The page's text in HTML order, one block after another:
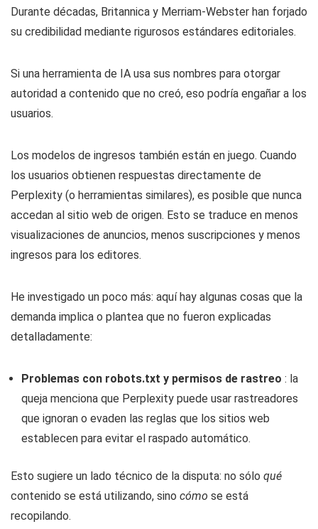
Durante décadas, Britannica y Merriam-Webster han forjado
su credibilidad mediante rigurosos estándares editoriales.
Si una herramienta de IA usa sus nombres para otorgar
autoridad a contenido que no creó, eso podría engañar a los
usuarios.
Los modelos de ingresos también están en juego. Cuando
los usuarios obtienen respuestas directamente de
Perplexity (o herramientas similares), es posible que nunca
accedan al sitio web de origen. Esto se traduce en menos
visualizaciones de anuncios, menos suscripciones y menos
ingresos para los editores.
He investigado un poco más: aquí hay algunas cosas que la
demanda implica o plantea que no fueron explicadas
detalladamente:
Problemas con robots.txt y permisos de rastreo : la
queja menciona que Perplexity puede usar rastreadores
que ignoran o evaden las reglas que los sitios web
establecen para evitar el raspado automático.
Esto sugiere un lado técnico de la disputa: no sólo qué
contenido se está utilizando, sino cómo se está
recopilando.